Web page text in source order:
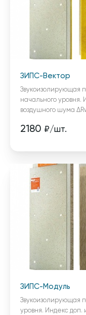
ЗИПС-Вектор
Звукоизолирующая
начального уровня.
воздушного шума
2180 ₽/шт.
ЗИПС-Модуль
Звукоизолирующая
уровня. Индекс доп.